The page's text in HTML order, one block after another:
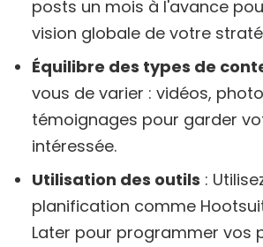
posts un mois à l'avance
vision globale de votre
Équilibre des types de
vous de varier : vidéos,
témoignages pour garder
intéressée.
Utilisation des outils :
planification comme
Later pour programmer vos